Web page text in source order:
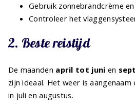
Gebruik zonnebrandcrème
Controleer het
2. Beste reistijd
De maanden april tot juni en
zijn ideaal. Het weer is
in juli en augustus.